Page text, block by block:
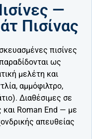
—
Πισίνας
πισίνες
ως
μελέτη και
αμμόφιλτρο,
Διαθέσιμες σε
Roman End — με
απευθείας